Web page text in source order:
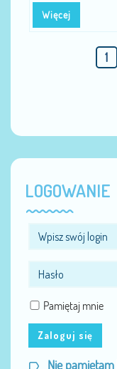
Więcej
1
LOGOWANIE
Pamiętaj mnie
Zaloguj się
Nie pamiętam